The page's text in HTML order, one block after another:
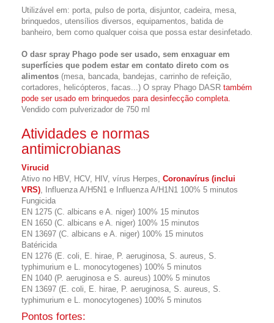
Utilizável em: porta, pulso de porta, disjuntor, cadeira, mesa,
brinquedos, utensílios diversos, equipamentos, batida de
banheiro, bem como qualquer coisa que possa estar desinfetado.
O dasr spray Phago pode ser usado, sem enxaguar em
superfícies que podem estar em contato direto com os
alimentos (mesa, bancada, bandejas, carrinho de refeição,
cortadores, helicópteros, facas...) O spray Phago DASR também
pode ser usado em brinquedos para desinfecção completa.
Vendido com pulverizador de 750 ml
Atividades e normas
antimicrobianas
Virucid
Ativo no HBV, HCV, HIV, vírus Herpes, Coronavírus (inclui
VRS), Influenza A/H5N1 e Influenza A/H1N1 100% 5 minutos
Fungicida
EN 1275 (C. albicans e A. niger) 100% 15 minutos
EN 1650 (C. albicans e A. niger) 100% 15 minutos
EN 13697 (C. albicans e A. niger) 100% 15 minutos
Batéricida
EN 1276 (E. coli, E. hirae, P. aeruginosa, S. aureus, S.
typhimurium e L. monocytogenes) 100% 5 minutos
EN 1040 (P. aeruginosa e S. aureus) 100% 5 minutos
EN 13697 (E. coli, E. hirae, P. aeruginosa, S. aureus, S.
typhimurium e L. monocytogenes) 100% 5 minutos
Pontos fortes: